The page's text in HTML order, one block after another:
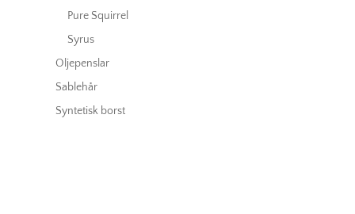
Pure Squirrel
Syrus
Oljepenslar
Sablehår
Syntetisk borst